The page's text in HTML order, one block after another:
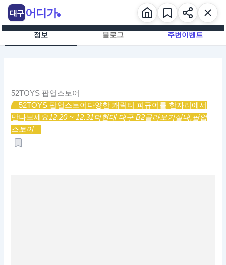
츠
정보 블로그 주변이벤트
52TOYS 팝업스토어
52TOYS 팝업스토어 다양한 캐릭터 피규어를 한자리에서
만나보세요12.20 ~ 12.31더현대 대구 B2골라보기실내,팝업
스토어
대구 어디가